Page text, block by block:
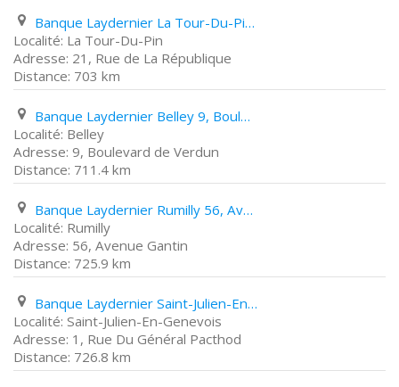
Banque Laydernier La Tour-Du-Pin 21, Rue de La République
La Tour-Du-Pin
21, Rue de La République
703 km
Banque Laydernier Belley 9, Boulevard de Verdun
Belley
9, Boulevard de Verdun
711.4 km
Banque Laydernier Rumilly 56, Avenue Gantin
Rumilly
56, Avenue Gantin
725.9 km
Banque Laydernier Saint-Julien-En-Genevois 1, Rue Du Général Pacthod
Saint-Julien-En-Genevois
1, Rue Du Général Pacthod
726.8 km